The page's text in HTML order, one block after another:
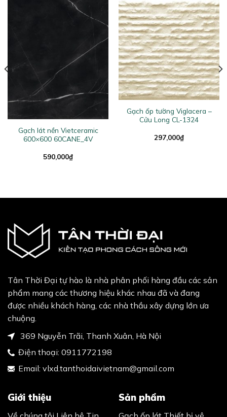
Gạch lát nền Vietceramic
600×600 60CANE_4V
590,000₫
Gạch ốp tường Viglacera –
Cửu Long CL-1324
297,000₫
Tân Thời Đại tự hào là nhà phân phối hàng đầu các sản
phẩm mang các thương hiệu khác nhau đã và đang
được nhiều khách hàng, các nhà thầu xây dựng lớn ưa
chuộng.
369 Nguyễn Trãi, Thanh Xuân, Hà Nội
Điện thoại: 0911772198
Email: vlxd.tanthoidaivietnam@gmail.com
Giới thiệu Sản phẩm